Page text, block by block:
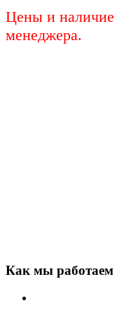
Цены и наличие
менеджера.
Как мы работаем